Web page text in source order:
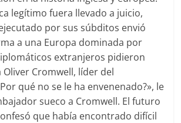
legítimo fuera llevado a juicio,
por sus súbditos envió
a una Europa dominada por
extranjeros pidieron
Oliver Cromwell, líder del
qué no se le ha envenenado?», le
sueco a Cromwell. El futuro
que había encontrado difícil